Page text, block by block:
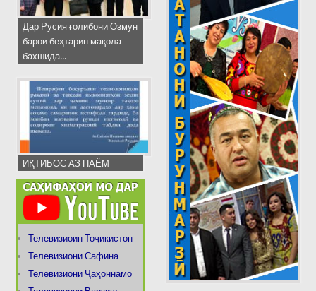
Дар Русия ғолибони Озмун
барои беҳтарин мақола
бахшида...
ИҚТИБОС АЗ ПАЁМ
Телевизиоин Тоҷикистон
Телевизиони Сафина
Телевизиони Ҷаҳоннамо